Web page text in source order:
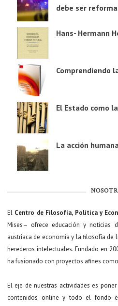
debe ser
Hans- Hermann
Comprendiendo
El Estado como
La acción
El Centro de Filosofía, Política y
Mises— ofrece educación y noticias
austriaca de economía y la filosofía de
herederos intelectuales. Fundado en
ha fusionado con proyectos afines
El eje de nuestras actividades es
contenidos online y todo el fondo